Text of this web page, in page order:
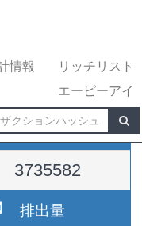
情報
リッチリスト
エーピーアイ
高さ
3735582
排出量